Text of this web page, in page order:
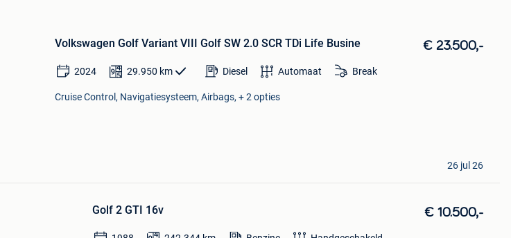
Volkswagen Golf Variant VIII Golf SW 2.0 SCR TDi Life Busine € 23.500,-
2024 29.950 km Diesel Automaat Break
Cruise Control, Navigatiesysteem, Airbags, + 2 opties
26 jul 26
Golf 2 GTI 16v € 10.500,-